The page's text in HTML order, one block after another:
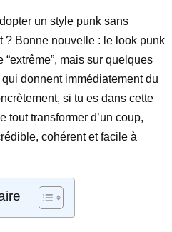
un style punk sans
? Bonne nouvelle : le look punk
mais sur quelques
donnent immédiatement du
si tu es dans cette
tout transformer d’un coup,
cohérent et facile à